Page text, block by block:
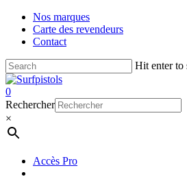
Skip
main
Nos marques
Carte des revendeurs
Contact
Hit enter to
Close
Search
account
0
Menu
Rechercher
×
Accès Pro